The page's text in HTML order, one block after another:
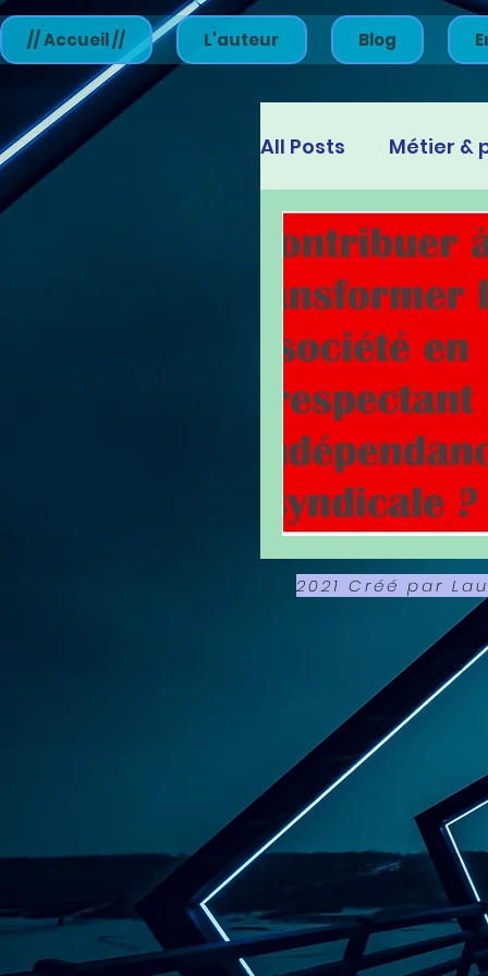
// Accueil // L'auteur Blog
All Posts Métier &
Engagement
2021 Créé par